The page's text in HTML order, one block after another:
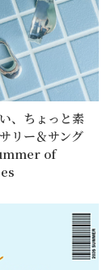
、ちょっと素
リー＆サング
of